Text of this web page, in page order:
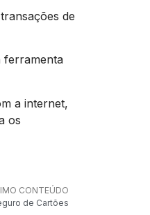
de
ferramenta
a internet,
os
CONTEÚDO
de Cartões